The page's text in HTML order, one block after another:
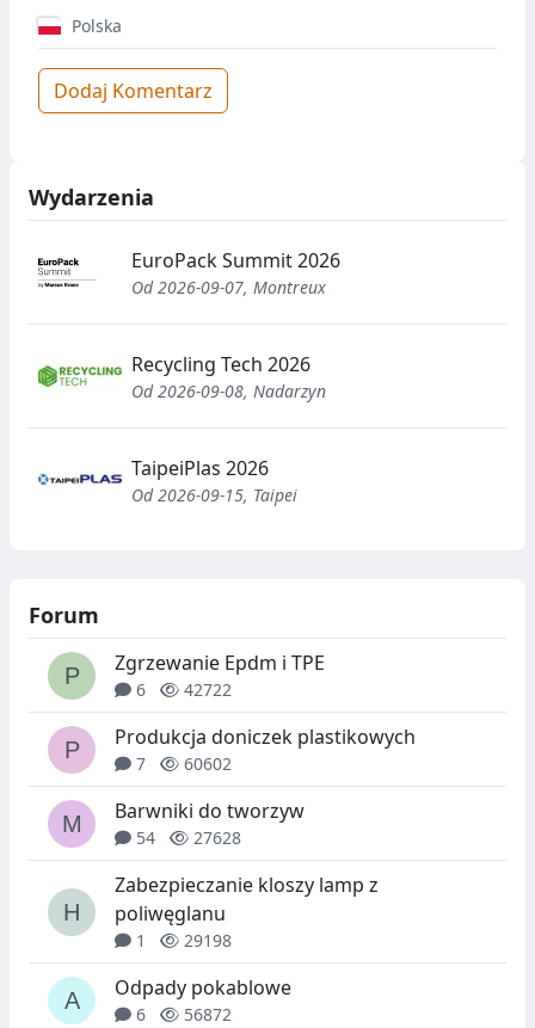
Polska
Dodaj Komentarz
Wydarzenia
EuroPack Summit 2026
Od 2026-09-07, Montreux
Recycling Tech 2026
Od 2026-09-08, Nadarzyn
TaipeiPlas 2026
Od 2026-09-15, Taipei
Forum
Zgrzewanie Epdm i TPE
6 42722
Produkcja doniczek plastikowych
7 60602
Barwniki do tworzyw
54 27628
Zabezpieczanie kloszy lamp z
poliwęglanu
1 29198
Odpady pokablowe
6 56872